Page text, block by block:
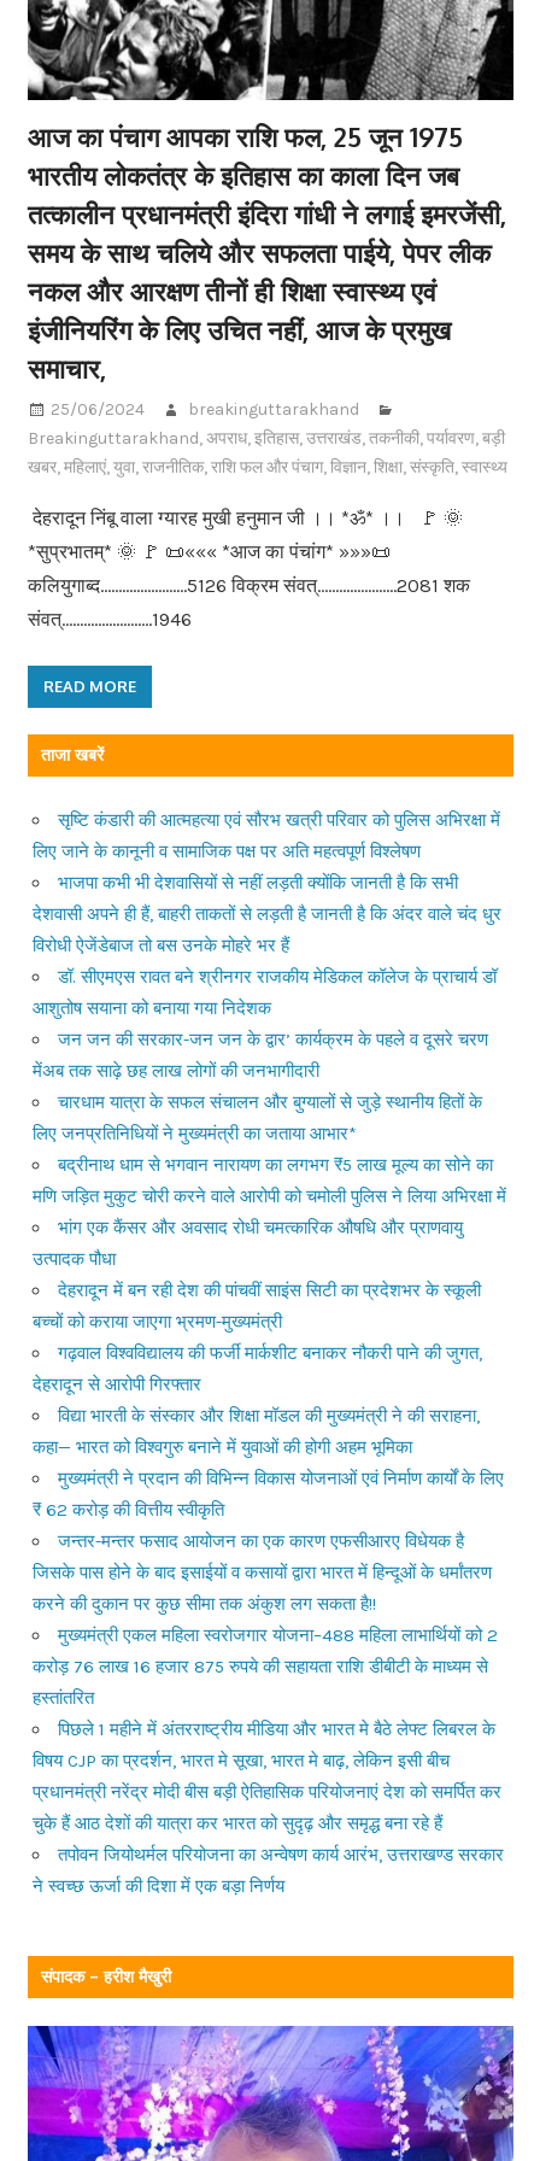
आज का पंचाग आपका राशि फल, 25 जून 1975
भारतीय लोकतंत्र के इतिहास का काला दिन जब
तत्कालीन प्रधानमंत्री इंदिरा गांधी ने लगाई इमरजेंसी,
समय के साथ चलिये और सफलता पाईये, पेपर लीक
नकल और आरक्षण तीनों ही शिक्षा स्वास्थ्य एवं
इंजीनियरिंग के लिए उचित नहीं, आज के प्रमुख
समाचार,
25/06/2024
breakinguttarakhand
Breakinguttarakhand,अपराध,इतिहास,उत्तराखंड,तकनीकी,पर्यावरण,बड़ी
खबर,महिलाएं,युवा,राजनीतिक,राशि फल और पंचाग,विज्ञान,शिक्षा,संस्कृति,स्वास्थ्य
देहरादून निंबू वाला ग्यारह मुखी हनुमान जी ।। *ॐ* ।। 🚩 🌞
*सुप्रभातम्* 🌞 🚩 📜««« *आज का पंचांग* »»»📜
कलियुगाब्द……………………5126 विक्रम संवत्………………….2081 शक
संवत्…………………….1946
READ MORE
ताजा खबरें
सृष्टि कंडारी की आत्महत्या एवं सौरभ खत्री परिवार को पुलिस अभिरक्षा में
लिए जाने के कानूनी व सामाजिक पक्ष पर अति महत्वपूर्ण विश्लेषण
भाजपा कभी भी देशवासियों से नहीं लड़ती क्योंकि जानती है कि सभी
देशवासी अपने ही हैं, बाहरी ताकतों से लड़ती है जानती है कि अंदर वाले चंद धुर
विरोधी ऐजेंडेबाज तो बस उनके मोहरे भर हैं
डॉ. सीएमएस रावत बने श्रीनगर राजकीय मेडिकल कॉलेज के प्राचार्य डॉ
आशुतोष सयाना को बनाया गया निदेशक
जन जन की सरकार-जन जन के द्वार’ कार्यक्रम के पहले व दूसरे चरण
मेंअब तक साढ़े छह लाख लोगों की जनभागीदारी
चारधाम यात्रा के सफल संचालन और बुग्यालों से जुड़े स्थानीय हितों के
लिए जनप्रतिनिधियों ने मुख्यमंत्री का जताया आभार*
बद्रीनाथ धाम से भगवान नारायण का लगभग ₹5 लाख मूल्य का सोने का
मणि जड़ित मुकुट चोरी करने वाले आरोपी को चमोली पुलिस ने लिया अभिरक्षा में
भांग एक कैंसर और अवसाद रोधी चमत्कारिक औषधि और प्राणवायु
उत्पादक पौधा
देहरादून में बन रही देश की पांचवीं साइंस सिटी का प्रदेशभर के स्कूली
बच्चों को कराया जाएगा भ्रमण-मुख्यमंत्री
गढ़वाल विश्वविद्यालय की फर्जी मार्कशीट बनाकर नौकरी पाने की जुगत,
देहरादून से आरोपी गिरफ्तार
विद्या भारती के संस्कार और शिक्षा मॉडल की मुख्यमंत्री ने की सराहना,
कहा— भारत को विश्वगुरु बनाने में युवाओं की होगी अहम भूमिका
मुख्यमंत्री ने प्रदान की विभिन्न विकास योजनाओं एवं निर्माण कार्यों के लिए
₹ 62 करोड़ की वित्तीय स्वीकृति
जन्तर-मन्तर फसाद आयोजन का एक कारण एफसीआरए विधेयक है
जिसके पास होने के बाद इसाईयों व कसायों द्वारा भारत में हिन्दूओं के धर्मांतरण
करने की दुकान पर कुछ सीमा तक अंकुश लग सकता है!!
मुख्यमंत्री एकल महिला स्वरोजगार योजना–488 महिला लाभार्थियों को 2
करोड़ 76 लाख 16 हजार 875 रुपये की सहायता राशि डीबीटी के माध्यम से
हस्तांतरित
पिछले 1 महीने में अंतरराष्ट्रीय मीडिया और भारत मे बैठे लेफ्ट लिबरल के
विषय CJP का प्रदर्शन, भारत मे सूखा, भारत मे बाढ़, लेकिन इसी बीच
प्रधानमंत्री नरेंद्र मोदी बीस बड़ी ऐतिहासिक परियोजनाएं देश को समर्पित कर
चुके हैं आठ देशों की यात्रा कर भारत को सुदृढ़ और समृद्ध बना रहे हैं
तपोवन जियोथर्मल परियोजना का अन्वेषण कार्य आरंभ, उत्तराखण्ड सरकार
ने स्वच्छ ऊर्जा की दिशा में एक बड़ा निर्णय
संपादक – हरीश मैखुरी